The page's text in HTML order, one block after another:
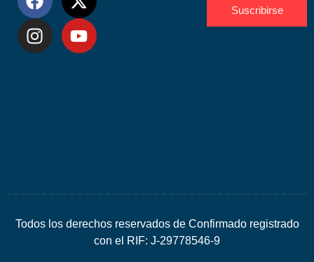
Suscribirse
Todos los derechos reservados de Confirmado registrado
con el RIF: J-29778546-9